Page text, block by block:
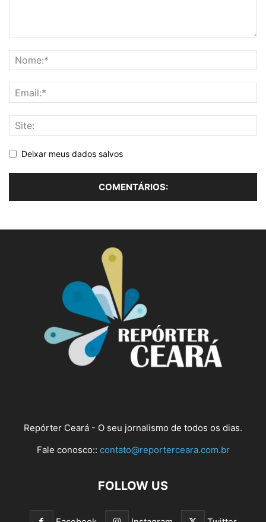
Deixar meus dados salvos
Repórter Ceará - O seu jornalismo de todos os dias.
Fale conosco:: contato@reporterceara.com.br
FOLLOW US